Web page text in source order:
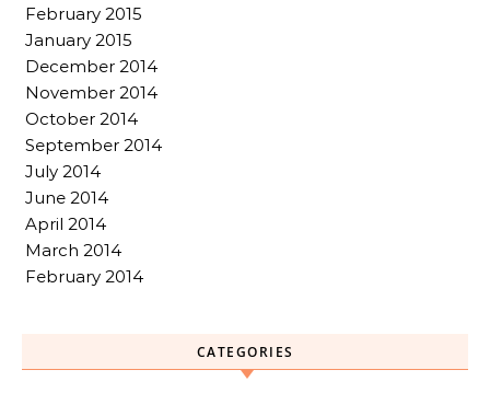
February 2015
January 2015
December 2014
November 2014
October 2014
September 2014
July 2014
June 2014
April 2014
March 2014
February 2014
CATEGORIES